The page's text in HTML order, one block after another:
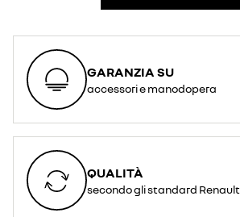
GARANZIA SU
accessori e manodopera
QUALITÀ
secondo gli standard Renault